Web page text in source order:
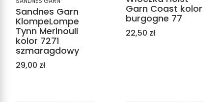
Sandnes Garn
KlompeLompe
Tynn Merinoull
kolor 7271
szmaragdowy
Cena
29,00 zł
Garn Coast kolor
burgogne 77
Cena
22,50 zł